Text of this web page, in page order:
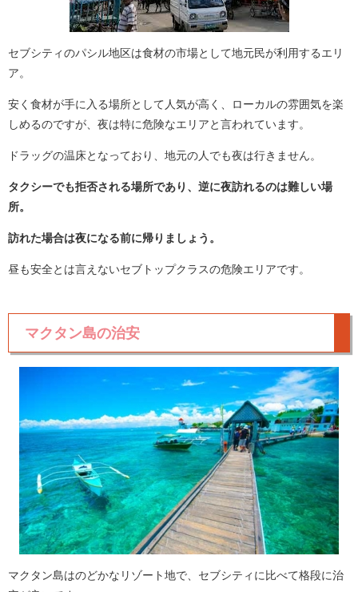
セブシティのパシル地区は食材の市場として地元民が利用するエリ
ア。
安く食材が手に入る場所として人気が高く、ローカルの雰囲気を楽
しめるのですが、夜は特に危険なエリアと言われています。
ドラッグの温床となっており、地元の人でも夜は行きません。
タクシーでも拒否される場所であり、逆に夜訪れるのは難しい場
所。
訪れた場合は夜になる前に帰りましょう。
昼も安全とは言えないセブトップクラスの危険エリアです。
マクタン島の治安
マクタン島はのどかなリゾート地で、セブシティに比べて格段に治